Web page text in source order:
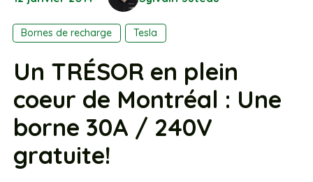
Bornes de recharge Tesla
Un TRÉSOR en plein
coeur de Montréal : Une
borne 30A / 240V
gratuite!